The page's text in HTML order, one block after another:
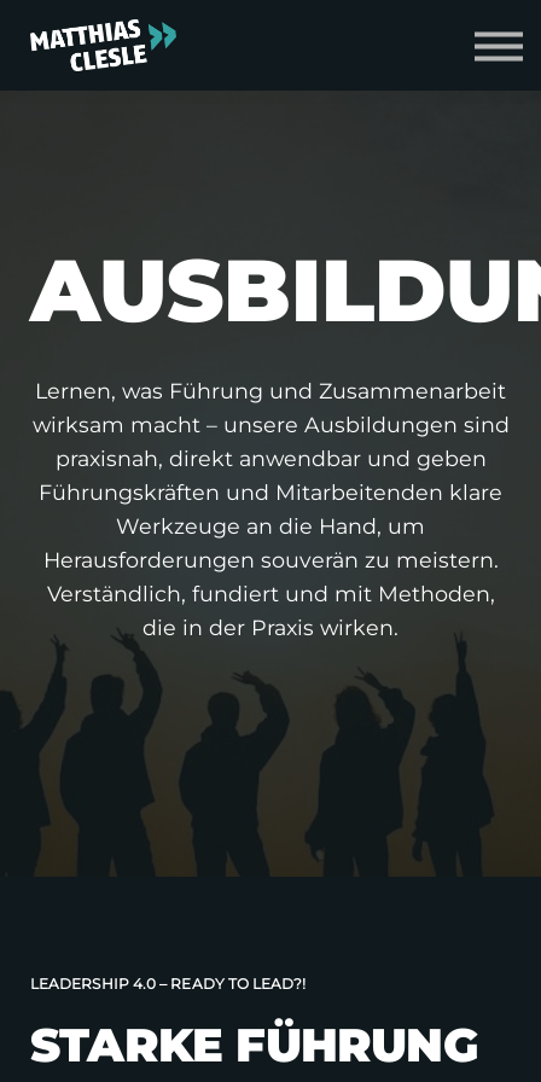
Lernen, was Führung und Zusammenarbeit
wirksam macht – unsere Ausbildungen sind
praxisnah, direkt anwendbar und geben
Führungskräften und Mitarbeitenden klare
Werkzeuge an die Hand, um
Herausforderungen souverän zu meistern.
Verständlich, fundiert und mit Methoden,
die in der Praxis wirken.
LEADERSHIP 4.0 – READY TO LEAD?!
STARKE FÜHRUNG